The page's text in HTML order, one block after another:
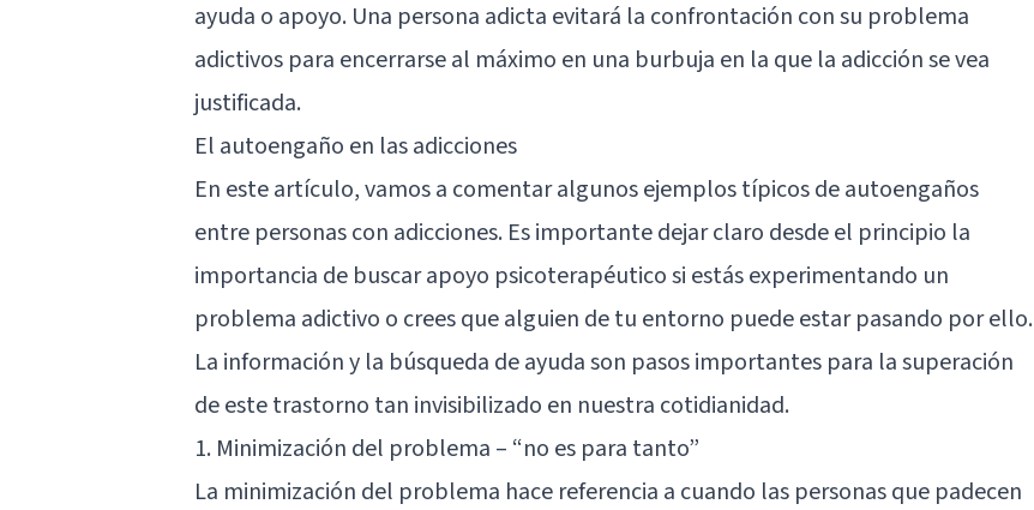
ayuda o apoyo. Una persona adicta evitará la confrontación con su problema
adictivos para encerrarse al máximo en una burbuja en la que la adicción se vea
justificada.
El autoengaño en las adicciones
En este artículo, vamos a comentar algunos ejemplos típicos de autoengaños
entre personas con adicciones. Es importante dejar claro desde el principio la
importancia de buscar apoyo psicoterapéutico si estás experimentando un
problema adictivo o crees que alguien de tu entorno puede estar pasando por ello.
La información y la búsqueda de ayuda son pasos importantes para la superación
de este trastorno tan invisibilizado en nuestra cotidianidad.
1. Minimización del problema – “no es para tanto”
La minimización del problema hace referencia a cuando las personas que padecen